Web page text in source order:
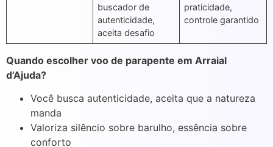
buscador de
autenticidade,
aceita desafio
praticidade,
controle garantido
Quando escolher voo de parapente em Arraial
d’Ajuda?
Você busca autenticidade, aceita que a natureza
manda
Valoriza silêncio sobre barulho, essência sobre
conforto